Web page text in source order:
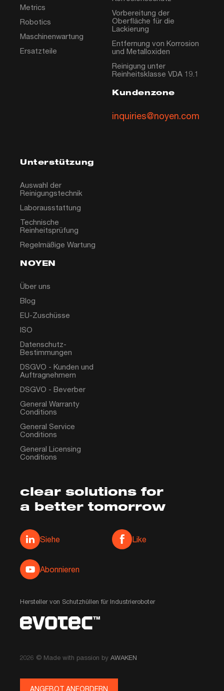
Metrics
Robotics
Maschinenwartung
Ersatzteile
Vorbereitung der
Oberfläche für die
Lackierung
Entfernung von Korrosion
und Metalloxiden
Reinigung unter
Reinheitsklasse VDA 19.1
Kundenzone
inquiries@noyen.com
Unterstützung
Auswahl der
Reinigungstechnik
Laborausstattung
Technische
Reinheitsprüfung
Regelmäßige Wartung
NOYEN
Über uns
Blog
EU-Zuschüsse
ISO
Datenschutz-
Bestimmungen
DSGVO - Kunden und
Auftragnehmern
DSGVO - Beverber
General Warranty
Conditions
General Service
Conditions
General Licensing
Conditions
clear solutions for
a better tomorrow
Media społecznościowe
Siehe Like
Abonnieren
Hersteller von Schutzhüllen für Industrieroboter
2026 © Made with passion byAWAKEN
ANGEBOT ANFORDERN